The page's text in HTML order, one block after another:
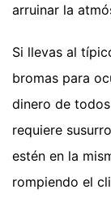
arruinar la
Si llevas al
bromas para
dinero de
requiere
estén en la
rompiendo el